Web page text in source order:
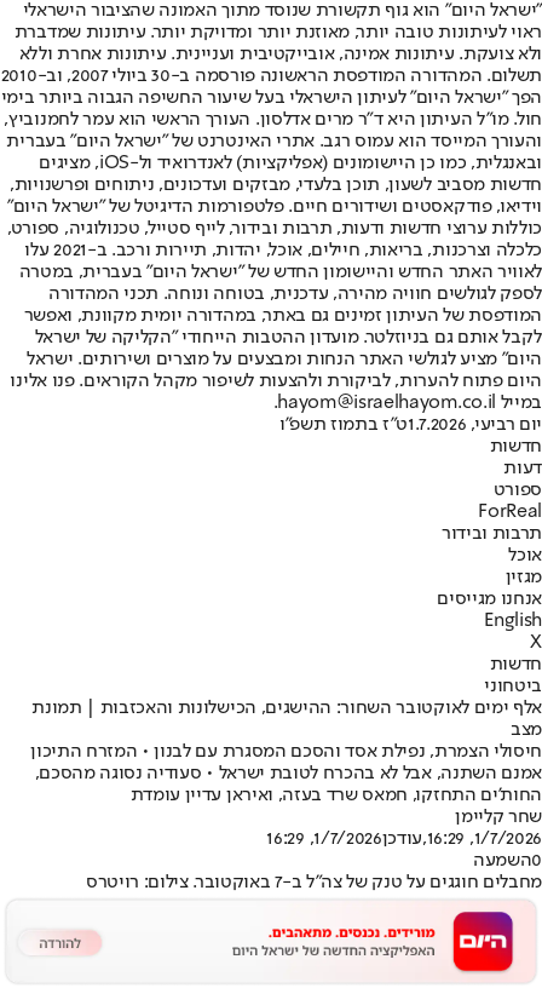
"ישראל היום" הוא גוף תקשורת שנוסד מתוך האמונה שהציבור הישראלי
ראוי לעיתונות טובה יותר, מאוזנת יותר ומדויקת יותר. עיתונות שמדברת
ולא צועקת. עיתונות אמינה, אובייקטיבית ועניינית. עיתונות אחרת וללא
תשלום. המהדורה המודפסת הראשונה פורסמה ב-30 ביולי 2007, וב-2010
הפך "ישראל היום" לעיתון הישראלי בעל שיעור החשיפה הגבוה ביותר בימי
חול. מו"ל העיתון היא ד"ר מרים אדלסון. העורך הראשי הוא עמר לחמנוביץ,
והעורך המייסד הוא עמוס רגב. אתרי האינטרנט של "ישראל היום" בעברית
ובאנגלית, כמו כן היישומונים (אפליקציות) לאנדרואיד ול-iOS, מציגים
חדשות מסביב לשעון, תוכן בלעדי, מבזקים ועדכונים, ניתוחים ופרשנויות,
וידיאו, פודקאסטים ושידורים חיים. פלטפורמות הדיגיטל של "ישראל היום"
כוללות ערוצי חדשות ודעות, תרבות ובידור, לייף סטייל, טכנולוגיה, ספורט,
כלכלה וצרכנות, בריאות, חיילים, אוכל, יהדות, תיירות ורכב. ב-2021 עלו
לאוויר האתר החדש והיישומון החדש של "ישראל היום" בעברית, במטרה
לספק לגולשים חוויה מהירה, עדכנית, בטוחה ונוחה. תכני המהדורה
המודפסת של העיתון זמינים גם באתר, במהדורה יומית מקוונת, ואפשר
לקבל אותם גם בניוזלטר. מועדון ההטבות הייחודי "הקליקה של ישראל
היום" מציע לגולשי האתר הנחות ומבצעים על מוצרים ושירותים. ישראל
היום פתוח להערות, לביקורת ולהצעות לשיפור מקהל הקוראים. פנו אלינו
במייל hayom@israelhayom.co.il.
יום רביעי, 1.7.2026
ט"ז בתמוז תשפ"ו
חדשות
דעות
ספורט
ForReal
תרבות ובידור
אוכל
מגזין
אנחנו מגייסים
English
X
חדשות
ביטחוני
אלף ימים לאוקטובר השחור: ההישגים, הכישלונות והאכזבות | תמונת
מצב
חיסולי הצמרת, נפילת אסד והסכם המסגרת עם לבנון • המזרח התיכון
אמנם השתנה, אבל לא בהכרח לטובת ישראל • סעודיה נסוגה מהסכם,
החות'ים התחזקו, חמאס שרד בעזה, ואיראן עדיין עומדת
שחר קליימן
1/7/2026, 16:29
,עודכן1/7/2026, 16:29
0השמעה
מחבלים חוגגים על טנק של צה"ל ב-7 באוקטובר. צילום: רויטרס